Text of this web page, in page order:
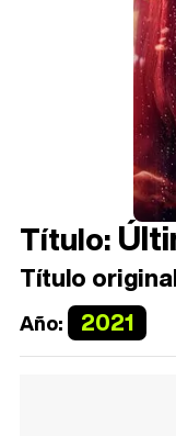
Título:
Título
Año: 2021